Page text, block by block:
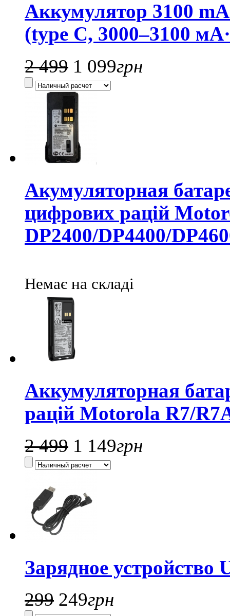
Аккумулятор 3100
(type C, 3000–3100
2 499 1 099грн
Акумуляторная
цифрових рацій
DP2400/DP4400/
Немає на складі
Аккумуляторная
рацій Motorola R7/
2 499 1 149грн
Зарядное устройство
299 249грн